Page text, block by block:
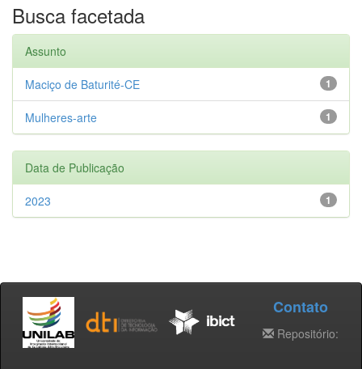
Busca facetada
Assunto
1
Maciço de Baturité-CE
1
Mulheres-arte
Data de Publicação
1
2023
Contato
Repositório: